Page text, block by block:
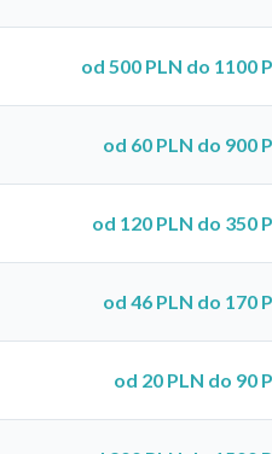
od 500 PLN do 1100
od 60 PLN do 900
od 120 PLN do 350
od 46 PLN do 170
od 20 PLN do 90